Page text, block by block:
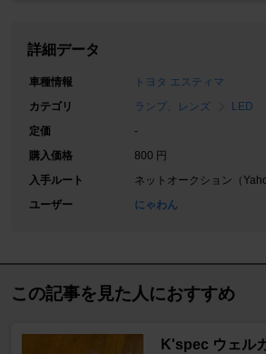
詳細データ
車種情報
トヨタ エスティマ
カテゴリ
ランプ、レンズ
LED
定価
-
購入価格
800 円
入手ルート
ネットオークション（
ユーザー
にゃわん
この記事を見た人におすすめ
K'spec ウェル